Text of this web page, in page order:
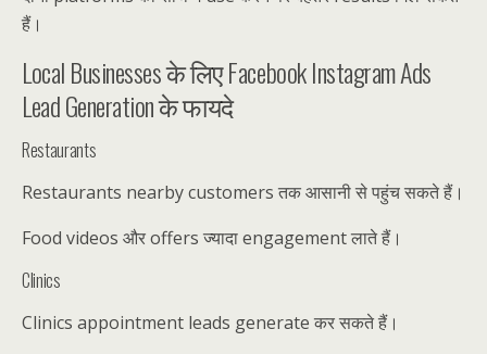
हैं।
Local Businesses के लिए Facebook Instagram Ads
Lead Generation के फायदे
Restaurants
Restaurants nearby customers तक आसानी से पहुंच सकते हैं।
Food videos और offers ज्यादा engagement लाते हैं।
Clinics
Clinics appointment leads generate कर सकते हैं।